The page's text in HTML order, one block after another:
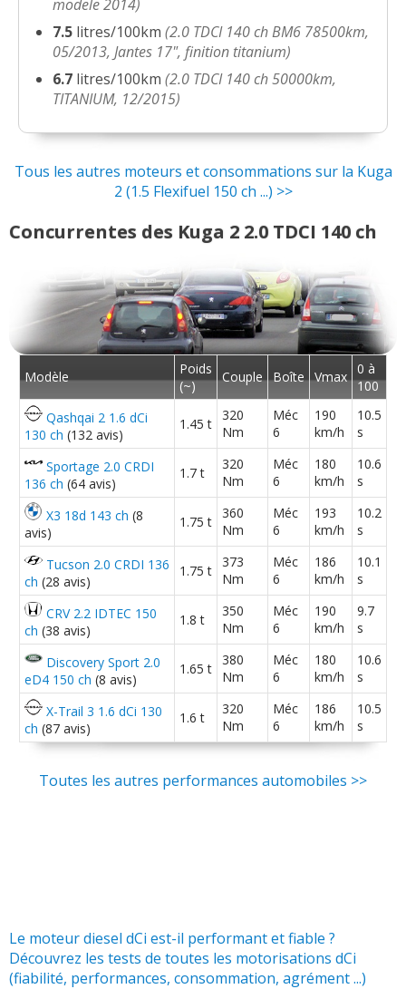
modele 2014)
7.5 litres/100km(2.0 TDCI 140 ch BM6 78500km,
05/2013, Jantes 17", finition titanium)
6.7 litres/100km(2.0 TDCI 140 ch 50000km,
TITANIUM, 12/2015)
Tous les autres moteurs et consommations sur la Kuga
2 (1.5 Flexifuel 150 ch ...) >>
Concurrentes des Kuga 2 2.0 TDCI 140 ch
Modèle
Poids
(~)
Couple Boîte Vmax 0 à
100
Qashqai 2 1.6 dCi
130 ch (132 avis)
1.45 t
320
Nm
Méc
6
190
km/h
10.5
s
Sportage 2.0 CRDI
136 ch (64 avis)
1.7 t
320
Nm
Méc
6
180
km/h
10.6
s
X3 18d 143 ch (8
avis)
1.75 t
360
Nm
Méc
6
193
km/h
10.2
s
Tucson 2.0 CRDI 136
ch (28 avis)
1.75 t
373
Nm
Méc
6
186
km/h
10.1
s
CRV 2.2 IDTEC 150
ch (38 avis)
1.8 t
350
Nm
Méc
6
190
km/h
9.7
s
Discovery Sport 2.0
eD4 150 ch (8 avis)
1.65 t
380
Nm
Méc
6
180
km/h
10.6
s
X-Trail 3 1.6 dCi 130
ch (87 avis)
1.6 t
320
Nm
Méc
6
186
km/h
10.5
s
Toutes les autres performances automobiles >>
Le moteur diesel dCi est-il performant et fiable ?
Découvrez les tests de toutes les motorisations dCi
(fiabilité, performances, consommation, agrément ...)